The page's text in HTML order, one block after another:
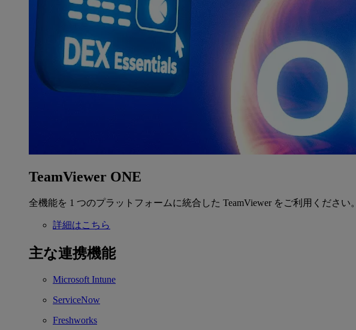
TeamViewer ONE
全機能を 1 つのプラットフォームに統合した TeamViewer をご利用ください。
詳細はこちら
主な連携機能
Microsoft Intune
ServiceNow
Freshworks